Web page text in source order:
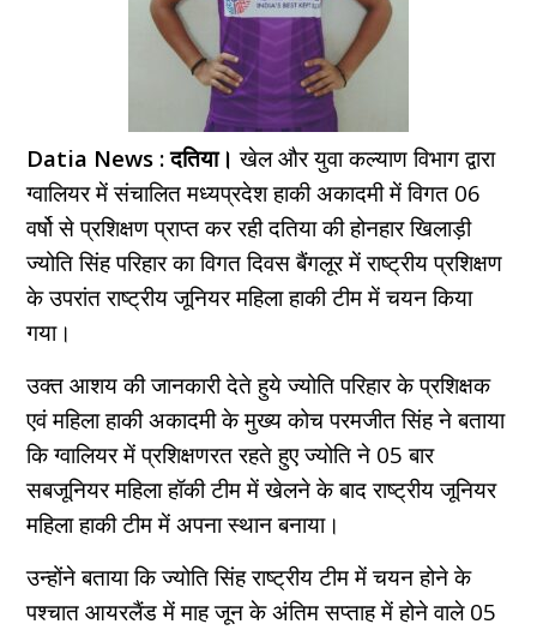
Datia News : दतिया। खेल और युवा कल्याण विभाग द्वारा
ग्वालियर में संचालित मध्यप्रदेश हाकी अकादमी में विगत 06
वर्षो से प्रशिक्षण प्राप्त कर रही दतिया की होनहार खिलाड़ी
ज्योति सिंह परिहार का विगत दिवस बैंगलूर में राष्ट्रीय प्रशिक्षण
के उपरांत राष्ट्रीय जूनियर महिला हाकी टीम में चयन किया
गया।
उक्त आशय की जानकारी देते हुये ज्योति परिहार के प्रशिक्षक
एवं महिला हाकी अकादमी के मुख्य कोच परमजीत सिंह ने बताया
कि ग्वालियर में प्रशिक्षणरत रहते हुए ज्योति ने 05 बार
सबजूनियर महिला हॉकी टीम में खेलने के बाद राष्ट्रीय जूनियर
महिला हाकी टीम में अपना स्थान बनाया।
उन्होंने बताया कि ज्योति सिंह राष्ट्रीय टीम में चयन होने के
पश्चात आयरलैंड में माह जून के अंतिम सप्ताह में होने वाले 05